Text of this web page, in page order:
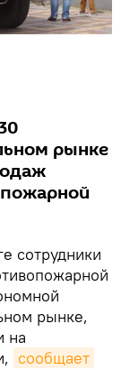
рынке
сотрудники
рынке,
на
сообщает